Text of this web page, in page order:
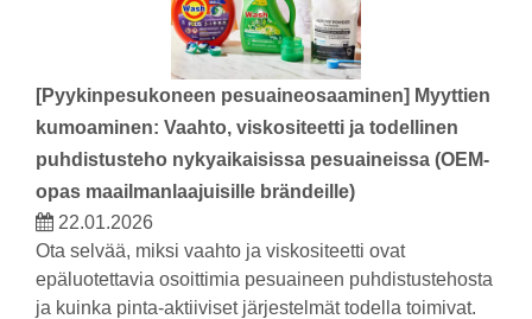
[Pyykinpesukoneen pesuaineosaaminen] Myyttien
kumoaminen: Vaahto, viskositeetti ja todellinen
puhdistusteho nykyaikaisissa pesuaineissa (OEM-
opas maailmanlaajuisille brändeille)
22.01.2026
Ota selvää, miksi vaahto ja viskositeetti ovat
epäluotettavia osoittimia pesuaineen puhdistustehosta
ja kuinka pinta-aktiiviset järjestelmät todella toimivat.